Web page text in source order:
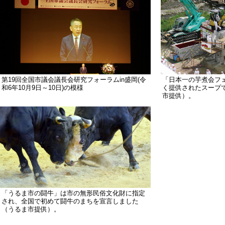
第19回全国市議会議長会研究フォーラムin盛岡(令
和6年10月9日～10日)の模様
「日本一の芋煮会
く提供されたスープ
市提供）。
「うるま市の闘牛」は市の無形民俗文化財に指定
され、全国で初めて闘牛のまちを宣言しました
（うるま市提供）。